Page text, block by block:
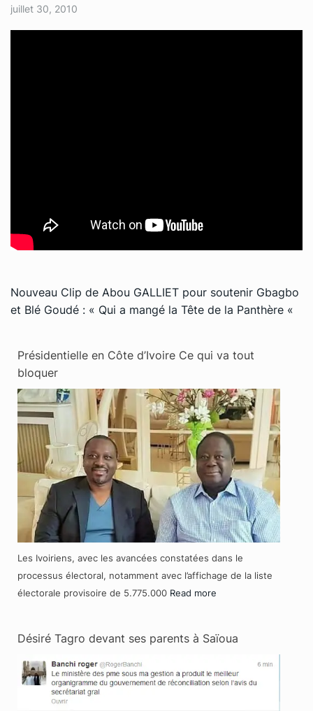
juillet 30, 2010
Nouveau Clip de Abou GALLIET pour soutenir Gbagbo
et Blé Goudé : « Qui a mangé la Tête de la Panthère «
Présidentielle en Côte d’Ivoire Ce qui va tout
bloquer
Les Ivoiriens, avec les avancées constatées dans le
processus électoral, notamment avec l’affichage de la liste
électorale provisoire de 5.775.000 Read more
Désiré Tagro devant ses parents à Saïoua